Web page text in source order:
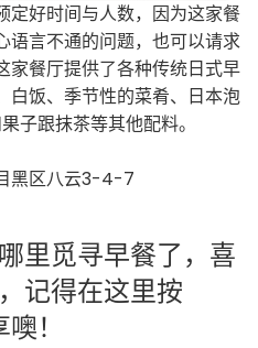
定好时间与人数，因为这家餐
语言不通的问题，也可以请求
家餐厅提供了各种传统日式早
白饭、季节性的菜肴、日本泡
子跟抹茶等其他配料。
黑区八云3-4-7
里觅寻早餐了，喜
记得在这里按
！